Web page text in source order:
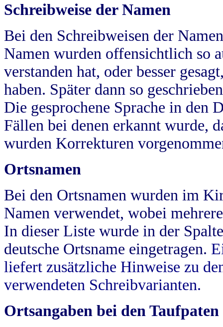
Schreibweise der Namen
Bei den Schreibweisen der
Namen wurden offensichtlich so
verstanden hat, oder besser
haben. Später dann so
Die gesprochene Sprache in
Fällen bei denen erkannt wurde,
wurden Korrekturen
Ortsnamen
Bei den Ortsnamen wurden im
Namen verwendet, wobei
In dieser Liste wurde in der
deutsche Ortsname eingetragen.
liefert zusätzliche Hinweise zu
verwendeten Schreibvarianten.
Ortsangaben bei den Taufpaten